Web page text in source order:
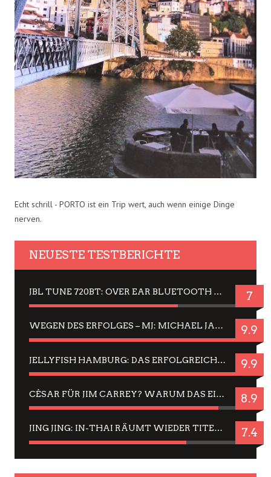
Echt schrill - PORTO ist ein Trip wert, auch wenn einige Dinge
nerven.
NEUESTE TESTBERICHTE
JBL TUNE 720BT: OVER EAR BLUETOOTH KOPFHÖRER UM DIE 50,-€ IM DAUER-TEST 7
WEGEN DES ERFOLGES – MJ: MICHAEL JACKSON MUSICAL IN EINER MATINEE SEHEN 9.9
JELLYFISH HAMBURG: DAS ERFOLGREICHE SOMMER-MENÜ 2025 IN GEFÜHLEN UND BILDERN 9.9
CÉSAR FÜR JIM CARREY? WARUM DAS EINER DER NERVIGSTEN ACTORS IST UND BLEIBT 8.9
JING JING: IN-THAI RÄUMT WIEDER TITEL AB – EIN ZWEI-STUNDEN-ERLEBNISBERICHT 7.4